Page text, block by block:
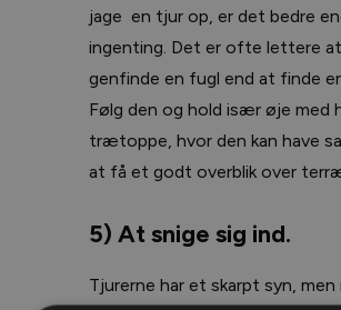
jage en tjur op, er det bedre
ingenting. Det er ofte lettere at
genfinde en fugl end at finde
Følg den og hold især øje med
trætoppe, hvor den kan have
at få et godt overblik over
5) At snige sig ind.
Tjurerne har et skarpt syn, men